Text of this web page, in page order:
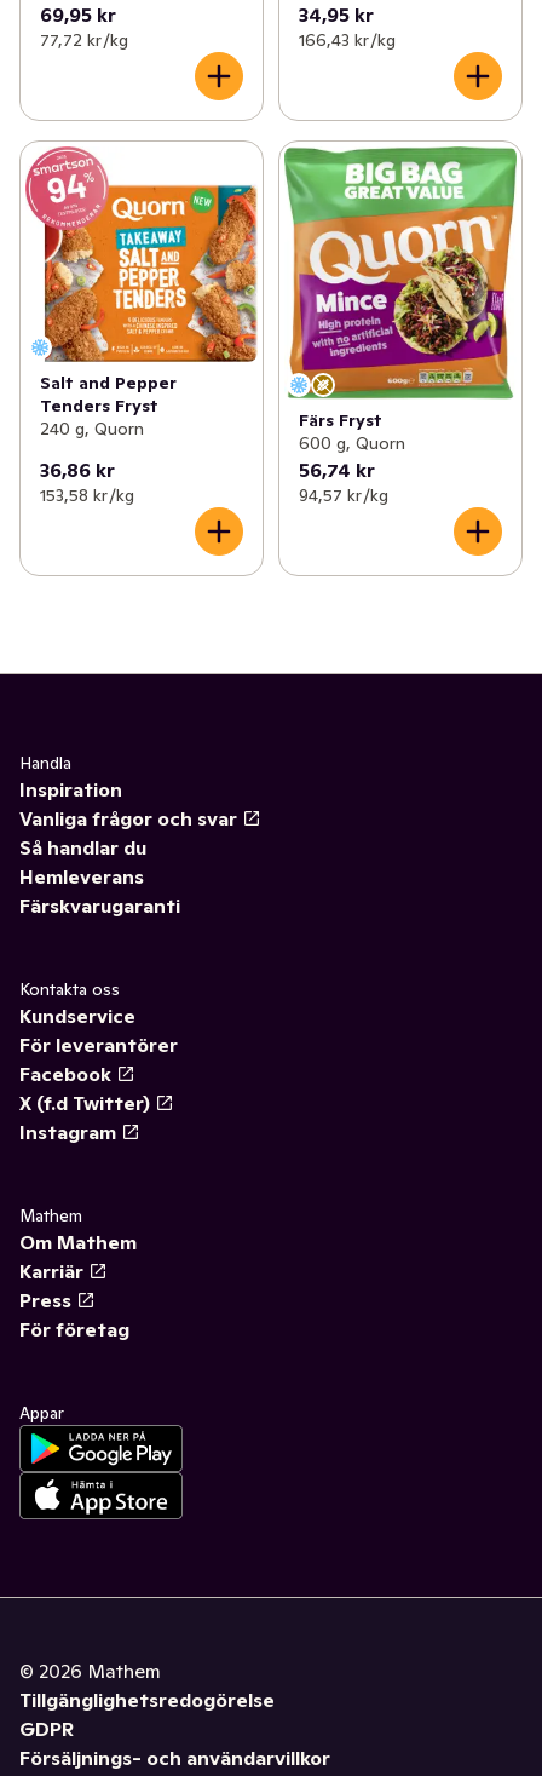
69,95 kr
77,72 kr /kg
34,95 kr
166,43 kr /kg
Salt and Pepper
Tenders Fryst
240 g, Quorn
36,86 kr
153,58 kr /kg
Färs Fryst
600 g, Quorn
56,74 kr
94,57 kr /kg
Handla
Inspiration
Vanliga frågor och svar
Så handlar du
Hemleverans
Färskvarugaranti
Kontakta oss
Kundservice
För leverantörer
Facebook
X (f.d Twitter)
Instagram
Mathem
Om Mathem
Karriär
Press
För företag
Appar
© 2026 Mathem
Tillgänglighetsredogörelse
GDPR
Försäljnings- och användarvillkor